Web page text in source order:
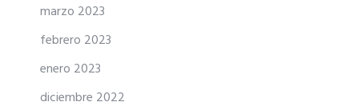
marzo 2023
febrero 2023
enero 2023